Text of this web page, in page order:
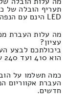
תעריף הובלה של
LED הינם עם הנפה התעריף הינו 440 ועד 190 ₪.
מה עלות העברת
עציון?
ביכולתכם לבצע
הוא 410 ועד 240 שקלים חדשים.
כמה תשלמו על
חדשים.